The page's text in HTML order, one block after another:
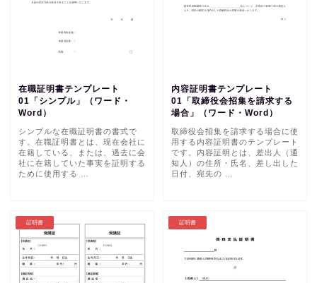
在職証明書テンプレート
01「シンプル」（ワード・
Word）
シンプルな在職証明書の書式で
す。在職証明書とは、現在会社に
在籍している、または、過去に会
社に在籍していた事実を証明する
ために使用する …
内容証明書テンプレート
01「取締役会招集を請求する
場合」（ワード・Word）
取締役会招集を請求する場合に使
用する内容証明書のテンプレート
です。内容証明とは、差出人（通
知人）の住所・氏名、差し出した
日付、宛先の …
証明書 証明書